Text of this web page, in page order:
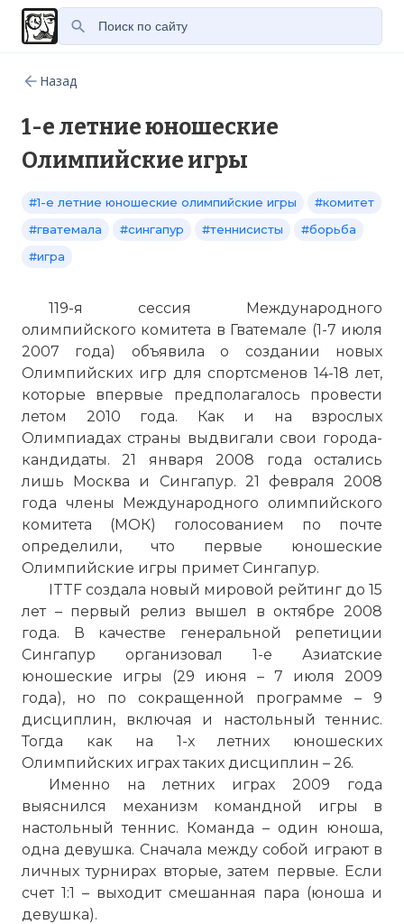
Назад
1-е летние юношеские
Олимпийские игры
#1-е летние юношеские олимпийские игры
#комитет
#гватемала
#сингапур #теннисисты
#борьба
#игра
119-я сессия Международного
олимпийского комитета в Гватемале (1-7 июля
2007 года) объявила о создании новых
Олимпийских игр для спортсменов 14-18 лет,
которые впервые предполагалось провести
летом 2010 года. Как и на взрослых
Олимпиадах страны выдвигали свои города-
кандидаты. 21 января 2008 года остались
лишь Москва и Сингапур. 21 февраля 2008
года члены Международного олимпийского
комитета (МОК) голосованием по почте
определили, что первые юношеские
Олимпийские игры примет Сингапур.
ITTF создала новый мировой рейтинг до 15
лет – первый релиз вышел в октябре 2008
года. В качестве генеральной репетиции
Сингапур организовал 1-е Азиатские
юношеские игры (29 июня – 7 июля 2009
года), но по сокращенной программе – 9
дисциплин, включая и настольный теннис.
Тогда как на 1-х летних юношеских
Олимпийских играх таких дисциплин – 26.
Именно на летних играх 2009 года
выяснился механизм командной игры в
настольный теннис. Команда – один юноша,
одна девушка. Сначала между собой играют в
личных турнирах вторые, затем первые. Если
счет 1:1 – выходит смешанная пара (юноша и
девушка).